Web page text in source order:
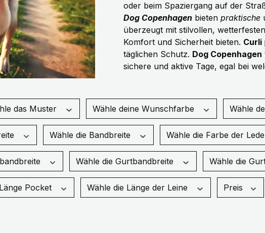
oder beim Spaziergang auf der
Dog Copenhagen bieten praktische
überzeugt mit stilvollen,
Komfort und Sicherheit bieten. Curli
täglichen Schutz. Dog Copenhagen
sichere und aktive Tage, egal bei
das Muster Wähle deine Wunschfarbe Wähle
Wähle die Bandbreite Wähle die Farbe der
Wähle die Gurtbandbreite Wähle die
Wähle die Leinen Länge Pocket Wähle die Länge der Leine Preis